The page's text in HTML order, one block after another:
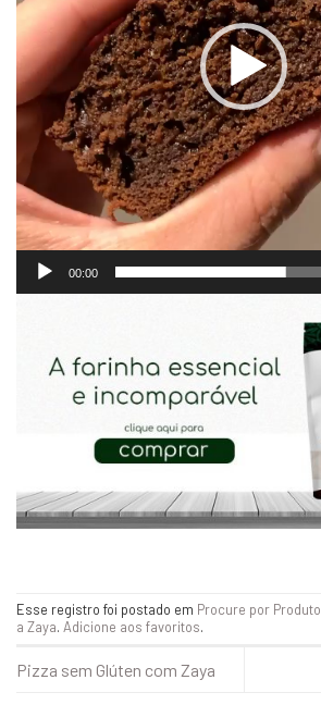
00:00
Esse registro foi postado em Procure por Produto
a Zaya. Adicione aos favoritos.
Pizza sem Glúten com Zaya